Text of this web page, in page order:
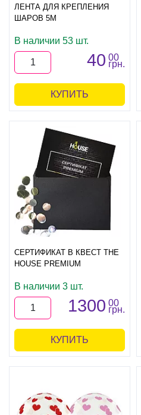
ЛЕНТА ДЛЯ КРЕПЛЕНИЯ
ШАРОВ 5М
В наличии 53 шт.
40 00
грн.
КУПИТЬ
СЕРТИФИКАТ В КВЕСТ THE
HOUSE PREMIUM
В наличии 3 шт.
1300 00
грн.
КУПИТЬ